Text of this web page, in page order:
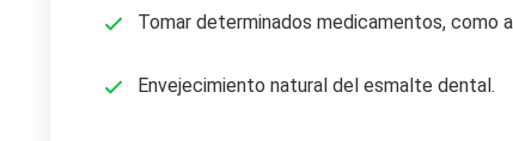
Tomar determinados medicamentos, como
Envejecimiento natural del esmalte dental.